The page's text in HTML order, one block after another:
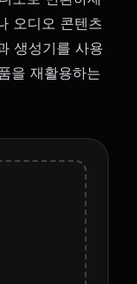
오디오 콘텐츠
생성기를 사용
을 재활용하는